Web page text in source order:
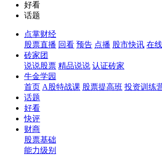
好看
话题
点掌财经
股票直播 回看 预告 点播 股市快讯 在
砖家团
说说股票 精品说说 认证砖家
牛金学园
首页 A股特战课 股票提高班 投资训练
话题
好看
快评
财商
股票基础
能力级别